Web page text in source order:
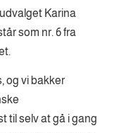
Karina
som nr. 6 fra
og vi bakker
til selv at gå i gang